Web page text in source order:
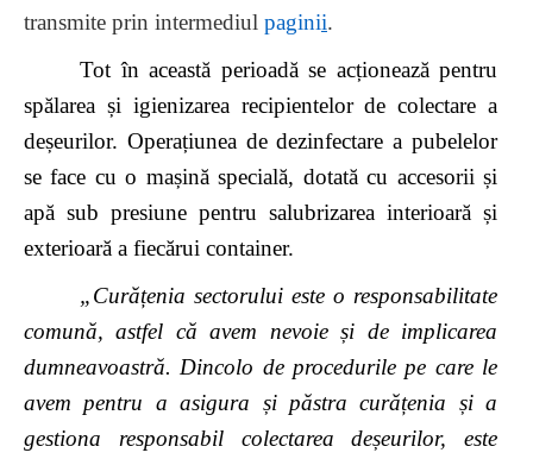
transmite prin intermediul paginii.
Tot în această perioadă se acționează pentru
spălarea și igienizarea recipientelor de colectare a
deșeurilor. Operațiunea de dezinfectare a pubelelor
se face cu o mașină specială, dotată cu accesorii și
apă sub presiune pentru salubrizarea interioară și
exterioară a fiecărui container.
„Curățenia sectorului este o responsabilitate
comună, astfel că avem nevoie și de implicarea
dumneavoastră. Dincolo de procedurile pe care le
avem pentru a asigura și păstra curățenia și a
gestiona responsabil colectarea deșeurilor, este